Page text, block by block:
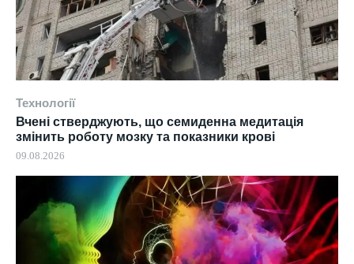
Технології
Вчені стверджують, що семиденна медитація
змінить роботу мозку та показники крові
09.08.2026